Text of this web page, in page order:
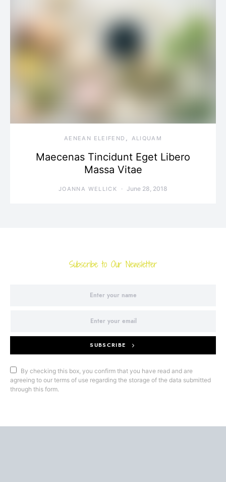
AENEAN ELEIFEND ALIQUAM
Maecenas Tincidunt Eget Libero
Massa Vitae
JOANNA WELLICK June 28, 2018
Subscribe to Our Newsletter
SUBSCRIBE
By checking this box, you confirm that you have read and are
agreeing to our terms of use regarding the storage of the data submitted
through this form.